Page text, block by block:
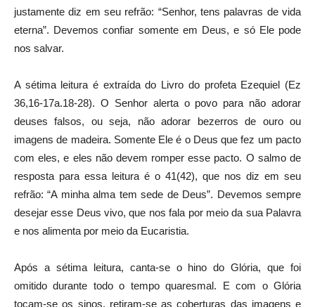
justamente diz em seu refrão: “Senhor, tens palavras de vida
eterna”. Devemos confiar somente em Deus, e só Ele pode
nos salvar.
A sétima leitura é extraída do Livro do profeta Ezequiel (Ez
36,16-17a.18-28). O Senhor alerta o povo para não adorar
deuses falsos, ou seja, não adorar bezerros de ouro ou
imagens de madeira. Somente Ele é o Deus que fez um pacto
com eles, e eles não devem romper esse pacto. O salmo de
resposta para essa leitura é o 41(42), que nos diz em seu
refrão: “A minha alma tem sede de Deus”. Devemos sempre
desejar esse Deus vivo, que nos fala por meio da sua Palavra
e nos alimenta por meio da Eucaristia.
Após a sétima leitura, canta-se o hino do Glória, que foi
omitido durante todo o tempo quaresmal. E com o Glória
tocam-se os sinos, retiram-se as coberturas das imagens e